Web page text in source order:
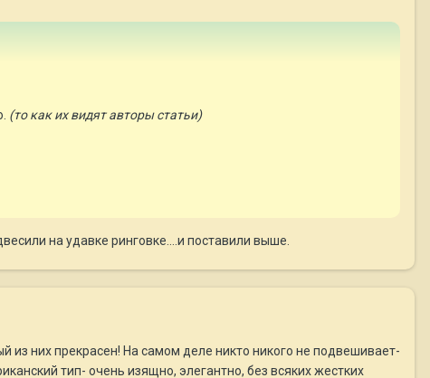
(то как их видят авторы статьи)
на удавке ринговке....и поставили выше.
из них прекрасен! На самом деле никто никого не подвешивает-
тип- очень изящно, элегантно, без всяких жестких